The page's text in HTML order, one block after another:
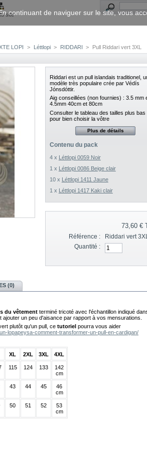
site
LOPI > Léttlopi > RIDDARI > Pull Riddari vert 3XL
Riddari est un pull islandais traditionel,
modèle très populaire crée par Védís
Jónsdóttir.
Aig conseillées (non fournies) : 3.5 mm
4.5mm 40cm et 80cm
Consulter le tableau des tailles plus bas
pour bien choisir la vôtre
Plus de détails
Contenu du pack
4 x Léttlopi 0059 Noir
1 x Léttlopi 0086 Beige clair
10 x Léttlopi 1411 Jaune
1 x Léttlopi 1417 Kaki clair
73,60 €
Référence :
Riddari vert 3XL
Quantité :
(0)
du vêtement terminé tricoté avec l'échantillon indiqué
un peu d'aisance par rapport à vos mensurations.
plutôt qu'un pull, ce tutoriel pourra vous aider
lopapeysa-comment-transformer-un-pull-en-cardigan/
XL 2XL 3XL 4XL
115 124 133
142
cm
43 44 45
46
cm
50 51 52
53
cm
continuant de naviguer sur le site, vous